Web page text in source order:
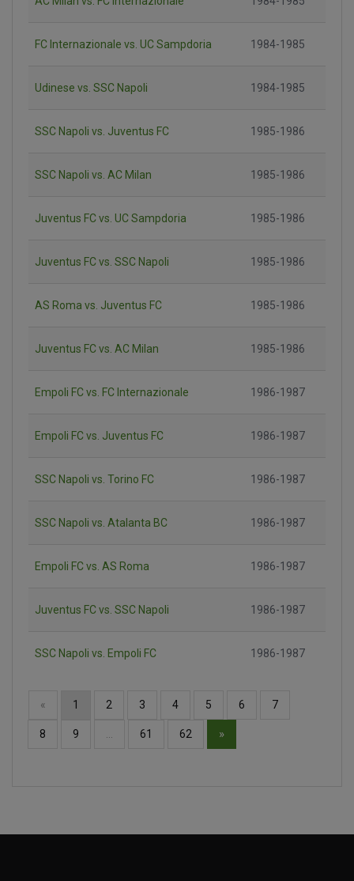
FC Internazionale vs. UC Sampdoria 1984-1985
Udinese vs. SSC Napoli 1984-1985
SSC Napoli vs. Juventus FC 1985-1986
SSC Napoli vs. AC Milan 1985-1986
Juventus FC vs. UC Sampdoria 1985-1986
Juventus FC vs. SSC Napoli 1985-1986
AS Roma vs. Juventus FC 1985-1986
Juventus FC vs. AC Milan 1985-1986
Empoli FC vs. FC Internazionale 1986-1987
Empoli FC vs. Juventus FC 1986-1987
SSC Napoli vs. Torino FC 1986-1987
SSC Napoli vs. Atalanta BC 1986-1987
Empoli FC vs. AS Roma 1986-1987
Juventus FC vs. SSC Napoli 1986-1987
SSC Napoli vs. Empoli FC 1986-1987
« 1 2 3 4 5 6 7
8 9 61 62 »